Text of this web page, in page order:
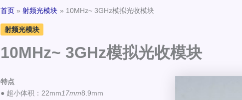
首页 射频光模块 10MHz~ 3GHz模拟光收模块
射频光模块
10MHz~ 3GHz模拟光收模块
特点
● 超小体积：22mm17mm8.9mm